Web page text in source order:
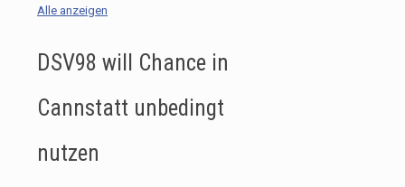
Alle anzeigen
DSV98 will Chance in
Cannstatt unbedingt
nutzen